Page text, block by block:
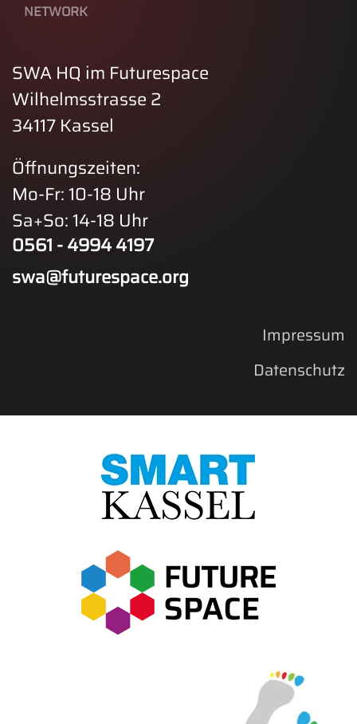
NETWORK
SWA HQ im Futurespace
Wilhelmsstrasse 2
34117 Kassel
Öffnungszeiten:
Mo-Fr: 10-18 Uhr
Sa+So: 14-18 Uhr
0561 - 4994 4197
swa@futurespace.org
Impressum
Datenschutz